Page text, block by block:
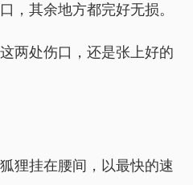
，其余地方都完好无损。
两处伤口，还是张上好的
狸挂在腰间，以最快的速